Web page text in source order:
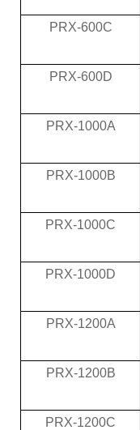
PRX-600C
PRX-600D
PRX-1000A
PRX-1000B
PRX-1000C
PRX-1000D
PRX-1200A
PRX-1200B
PRX-1200C